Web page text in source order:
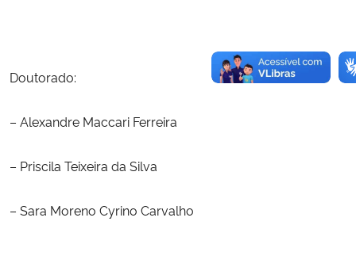
Doutorado:
– Alexandre Maccari Ferreira
– Priscila Teixeira da Silva
– Sara Moreno Cyrino Carvalho